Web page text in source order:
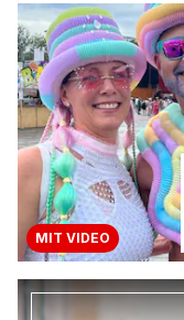
MIT VIDEO